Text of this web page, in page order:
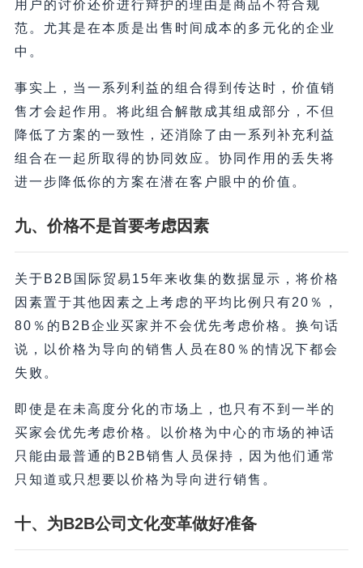
用户的讨价还价进行辩护的理由是商品不符合规
范。尤其是在本质是出售时间成本的多元化的企业
中。
事实上，当一系列利益的组合得到传达时，价值销
售才会起作用。将此组合解散成其组成部分，不但
降低了方案的一致性，还消除了由一系列补充利益
组合在一起所取得的协同效应。协同作用的丢失将
进一步降低你的方案在潜在客户眼中的价值。
九、价格不是首要考虑因素
关于B2B国际贸易15年来收集的数据显示，将价格
因素置于其他因素之上考虑的平均比例只有20％，
80％的B2B企业买家并不会优先考虑价格。换句话
说，以价格为导向的销售人员在80％的情况下都会
失败。
即使是在未高度分化的市场上，也只有不到一半的
买家会优先考虑价格。以价格为中心的市场的神话
只能由最普通的B2B销售人员保持，因为他们通常
只知道或只想要以价格为导向进行销售。
十、为B2B公司文化变革做好准备